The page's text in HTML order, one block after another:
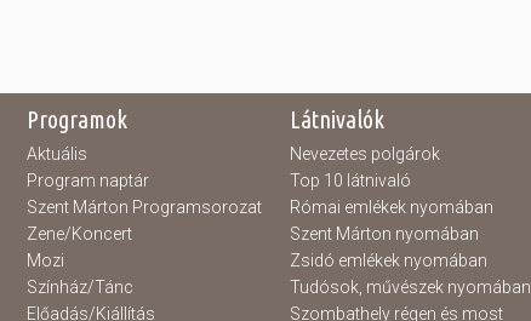
Programok
Aktuális
Program naptár
Szent Márton Programsorozat
Zene/Koncert
Mozi
Színház/Tánc
Előadás/Kiállítás
Látnivalók
Nevezetes polgárok
Top 10 látnivaló
Római emlékek nyomában
Szent Márton nyomában
Zsidó emlékek nyomában
Tudósok, művészek nyomában
Szombathely régen és most